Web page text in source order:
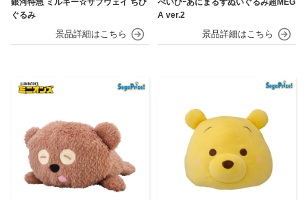
銀河特急 ミルキー☆サブウェイ ちび
ぐるみ
べいびｰあにまるずぬいぐるみ超MEG
A ver.2